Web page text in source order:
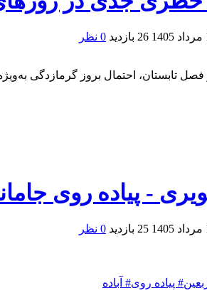
26 بازدید 0 نظر
فصل تابستان، احتمال بروز گرمازدگی
- پیاده روی
25 بازدید 0 نظر
# پیاده روی# آباده